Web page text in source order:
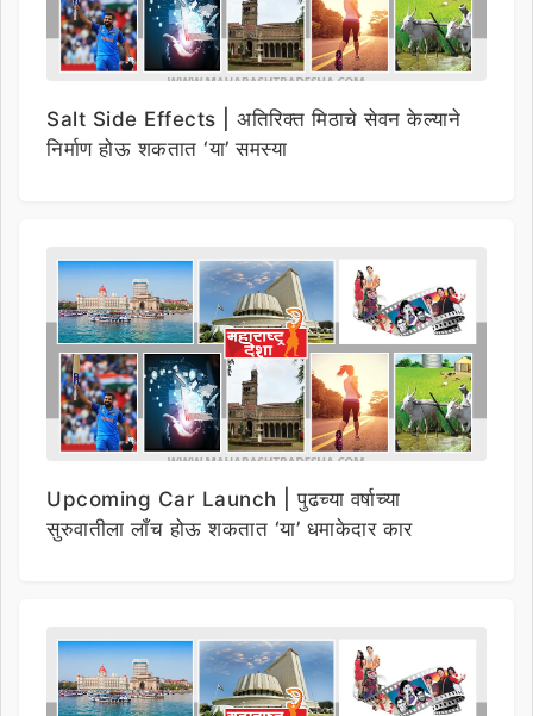
Salt Side Effects | अतिरिक्त मिठाचे सेवन केल्याने
निर्माण होऊ शकतात ‘या’ समस्या
Upcoming Car Launch | पुढच्या वर्षाच्या
सुरुवातीला लाँच होऊ शकतात ‘या’ धमाकेदार कार